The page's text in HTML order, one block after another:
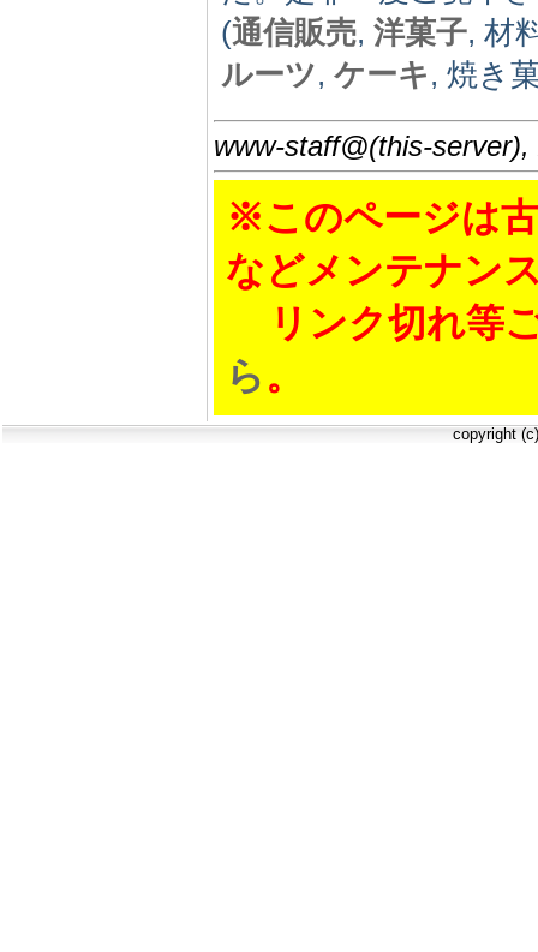
(通信販売, 洋菓子, 材
ルーツ, ケーキ, 焼き
www-staff@(this-
※このページは
などメンテナン
リンク切れ等
ら。
copyright